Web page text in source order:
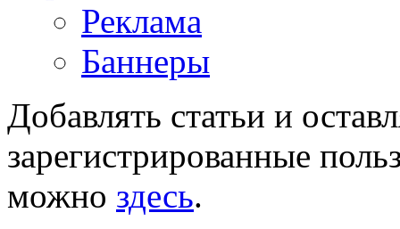
Реклама
Баннеры
Добавлять статьи и
зарегистрированные
можно здесь.